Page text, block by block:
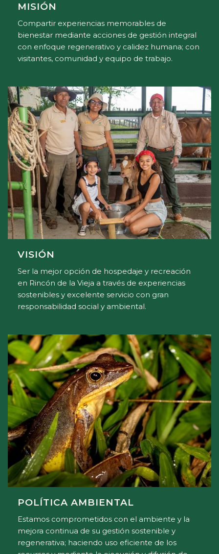
MISIÓN
Compartir experiencias memorables de
bienestar mediante acciones de gestión integral
con enfoque regenerativo y calidez humana; con
visitantes, comunidad y equipo de trabajo.
VISIÓN
Ser la mejor opción de hospedaje y recreación
en Rincón de la Vieja a través de experiencias
sostenibles y excelente servicio con gran
responsabilidad social y ambiental.
POLÍTICA AMBIENTAL
Estamos comprometidos con el ambiente y la
mejora continua de su gestión sostenible y
regenerativa; haciendo uso eficiente de los